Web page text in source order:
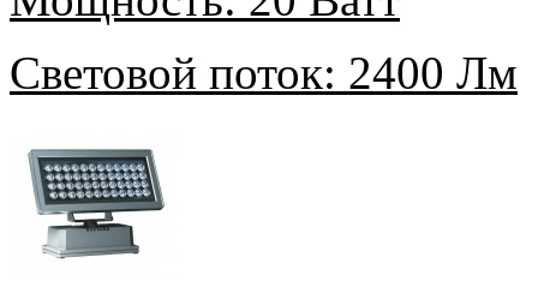
Световой поток: 2400 Лм